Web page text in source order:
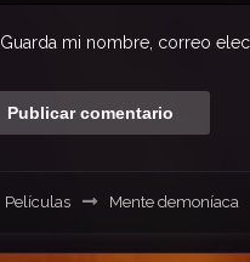
Guarda mi nombre, correo
Películas Mente demoníaca